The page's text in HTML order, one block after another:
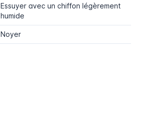
Essuyer avec un chiffon légèrement
humide
Noyer